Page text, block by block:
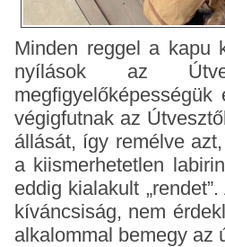
Minden reggel a kapu
nyílások az
végigfutnak az
állását, így remélve
a kiismerhetetlen
eddig kialakult
kíváncsiság, nem
alkalommal bemegy az